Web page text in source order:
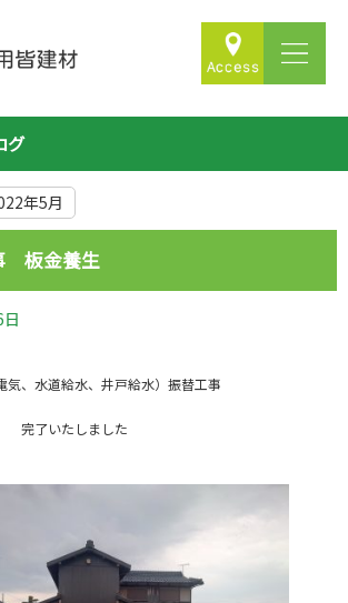
グ
年5月
板金養生
、水道給水、井戸給水）振替工事
了いたしました